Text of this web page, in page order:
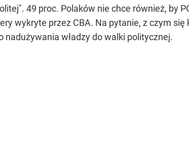
49 proc. Polaków nie chce również, by
wykryte przez CBA. Na pytanie, z czym
nadużywania władzy do walki politycznej.